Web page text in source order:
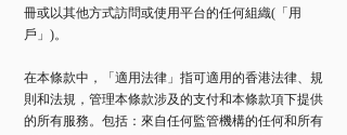
冊或以其他方式訪問或使用平台的任何組織(「用
戶」)。
在本條款中，「適用法律」指可適用的香港法律、規
則和法規，管理本條款涉及的支付和本條款項下提供
的所有服務。包括：來自任何監管機構的任何和所有